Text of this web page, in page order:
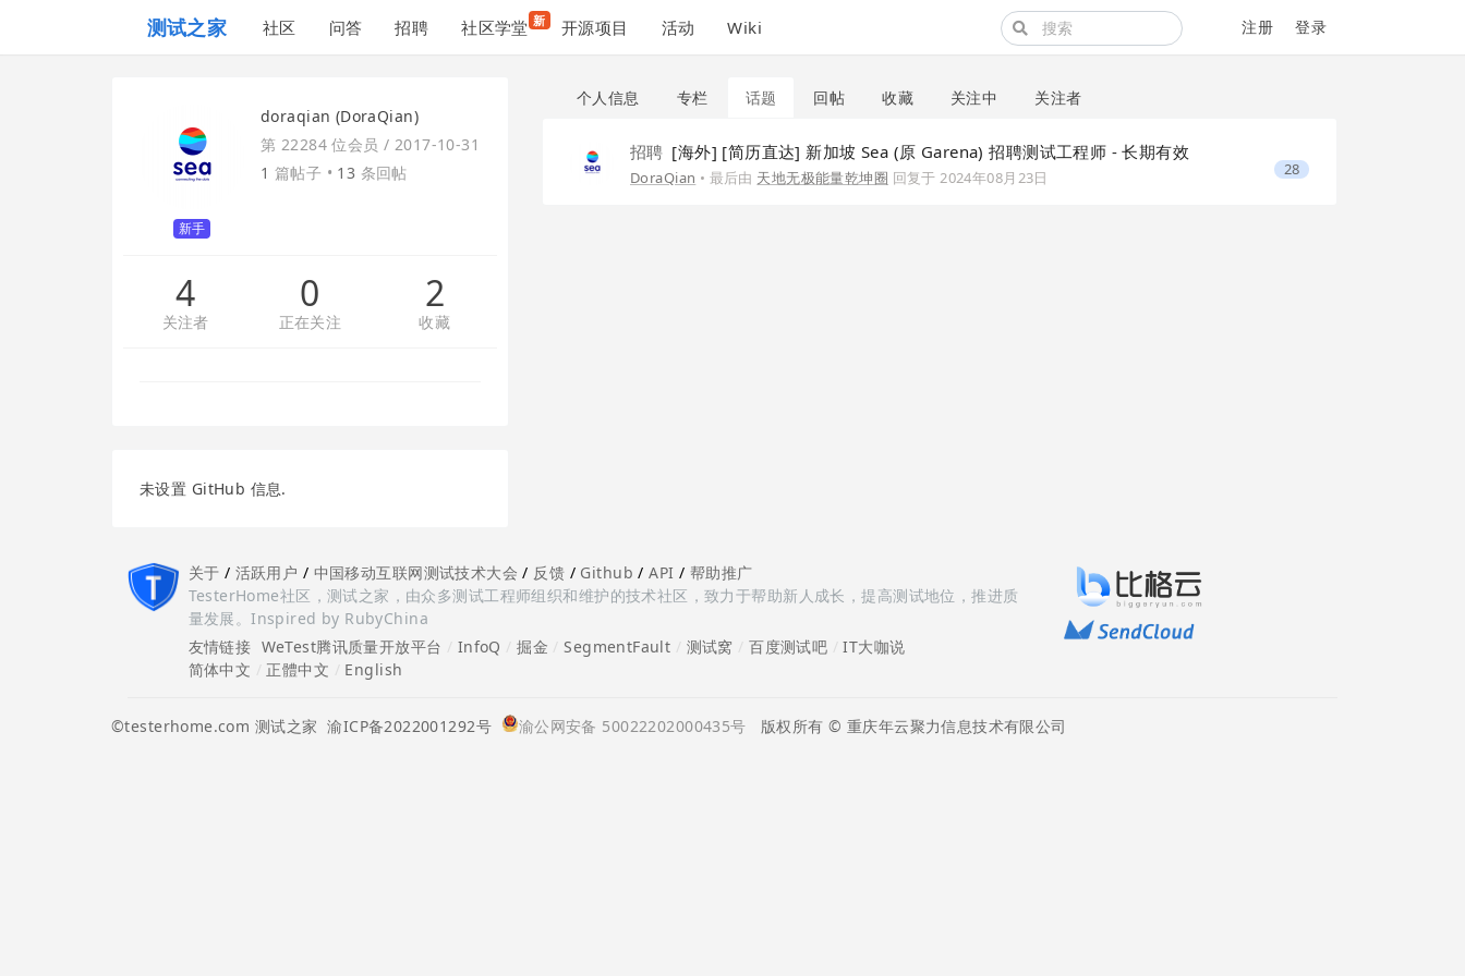
测试之家 社区 问答 招聘 社区学堂 新 开源项目 活动 Wiki 注册 登录
新手
doraqian (DoraQian)
第 22284 位会员 / 2017-10-31
1 篇帖子 • 13 条回帖
4
关注者
0
正在关注
2
收藏
未设置 GitHub 信息.
个人信息 专栏 话题 回帖 收藏 关注中 关注者
招聘 [海外] [简历直达] 新加坡 Sea (原 Garena) 招聘测试工程师 - 长期有效
DoraQian • 最后由 天地无极能量乾坤圈 回复于2024年08月23日 28
关于 / 活跃用户 / 中国移动互联网测试技术大会 / 反馈 / Github /API / 帮助推广
TesterHome社区，测试之家，由众多测试工程师组织和维护的技术社区，致力于帮助新人成长，提高测试地位，推进质
量发展。Inspired by RubyChina
友情链接 WeTest腾讯质量开放平台 InfoQ /掘金 /SegmentFault 测试窝 /百度测试吧 /IT大咖说
简体中文
正體中文 English
©testerhome.com 测试之家 渝ICP备2022001292号 渝公网安备 50022202000435号 版权所有 © 重庆年云聚力信息技术有限公司